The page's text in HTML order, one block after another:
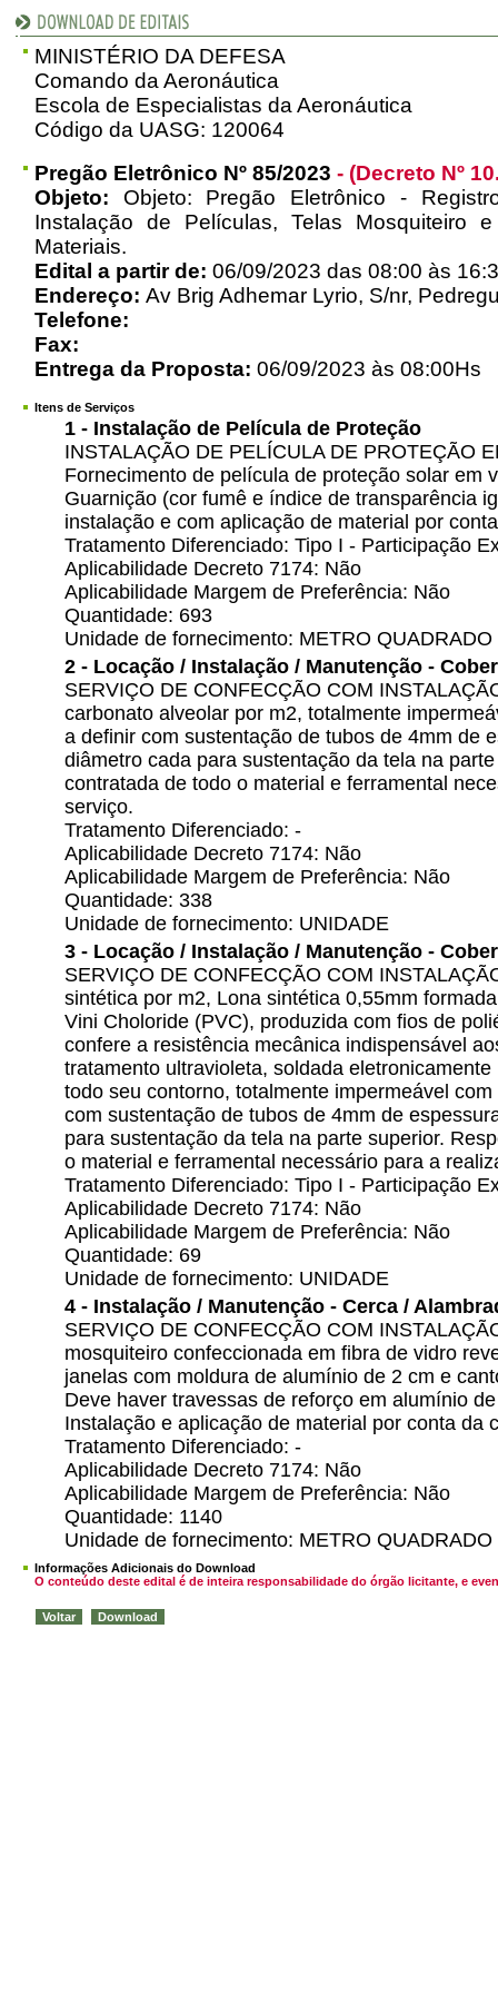
MINISTÉRIO DA DEFESA
Comando da Aeronáutica
Escola de Especialistas da Aeronáutica
Código da UASG: 120064
Pregão Eletrônico Nº 85/2023 - (Decreto Nº
Objeto: Objeto: Pregão Eletrônico -
Instalação de Películas, Telas Mosquiteiro
Materiais.
Edital a partir de: 06/09/2023 das 08:00 às
Endereço: Av Brig Adhemar Lyrio, S/nr,
Telefone:
Fax:
Entrega da Proposta: 06/09/2023 às 08:00Hs
Itens de Serviços
1 - Instalação de Película de Proteção
INSTALAÇÃO DE PELÍCULA DE PROTEÇÃO
Fornecimento de película de proteção solar em
Guarnição (cor fumê e índice de transparência
instalação e com aplicação de material por
Tratamento Diferenciado: Tipo I - Participação
Aplicabilidade Decreto 7174: Não
Aplicabilidade Margem de Preferência: Não
Quantidade: 693
Unidade de fornecimento: METRO QUADRADO
2 - Locação / Instalação / Manutenção -
SERVIÇO DE CONFECÇÃO COM
carbonato alveolar por m2, totalmente
a definir com sustentação de tubos de 4mm de
diâmetro cada para sustentação da tela na
contratada de todo o material e ferramental
serviço.
Tratamento Diferenciado: -
Aplicabilidade Decreto 7174: Não
Aplicabilidade Margem de Preferência: Não
Quantidade: 338
Unidade de fornecimento: UNIDADE
3 - Locação / Instalação / Manutenção -
SERVIÇO DE CONFECÇÃO COM
sintética por m2, Lona sintética 0,55mm
Vini Choloride (PVC), produzida com fios de
confere a resistência mecânica indispensável
tratamento ultravioleta, soldada
todo seu contorno, totalmente impermeável
com sustentação de tubos de 4mm de
para sustentação da tela na parte superior.
o material e ferramental necessário para a
Tratamento Diferenciado: Tipo I - Participação
Aplicabilidade Decreto 7174: Não
Aplicabilidade Margem de Preferência: Não
Quantidade: 69
Unidade de fornecimento: UNIDADE
4 - Instalação / Manutenção - Cerca /
SERVIÇO DE CONFECÇÃO COM
mosquiteiro confeccionada em fibra de vidro
janelas com moldura de alumínio de 2 cm e
Deve haver travessas de reforço em alumínio
Instalação e aplicação de material por conta da
Tratamento Diferenciado: -
Aplicabilidade Decreto 7174: Não
Aplicabilidade Margem de Preferência: Não
Quantidade: 1140
Unidade de fornecimento: METRO QUADRADO
Informações Adicionais do Download
O conteúdo deste edital é de inteira responsabilidade do órgão licitante, e